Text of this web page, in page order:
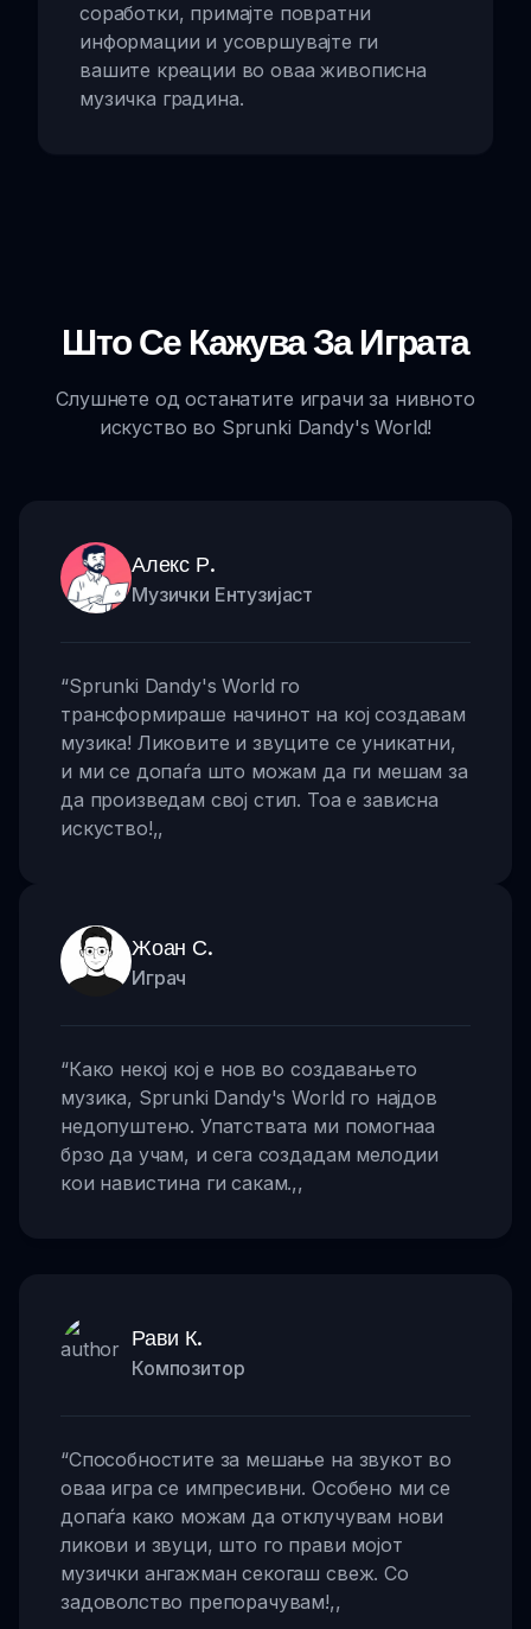
соработки, примајте повратни
информации и усовршувајте ги
вашите креации во оваа живописна
музичка градина.
Што Се Кажува За Играта
Слушнете од останатите играчи за нивното
искуство во Sprunki Dandy's World!
Алекс Р.
Музички Ентузијаст
“Sprunki Dandy's World го
трансформираше начинот на кој создавам
музика! Ликовите и звуците се уникатни,
и ми се допаѓа што можам да ги мешам за
да произведам свој стил. Тоа е зависна
искуство!,,
Жоан С.
Играч
“Како некој кој е нов во создавањето
музика, Sprunki Dandy's World го најдов
недопуштено. Упатствата ми помогнаа
брзо да учам, и сега создадам мелодии
кои навистина ги сакам.,,
Рави К.
Композитор
“Способностите за мешање на звукот во
оваа игра се импресивни. Особено ми се
допаѓа како можам да отклучувам нови
ликови и звуци, што го прави мојот
музички ангажман секогаш свеж. Со
задоволство препорачувам!,,